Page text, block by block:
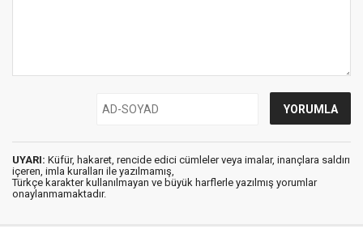
UYARI: Küfür, hakaret, rencide edici cümleler veya imalar, inançlara saldırı
içeren, imla kuralları ile yazılmamış,
Türkçe karakter kullanılmayan ve büyük harflerle yazılmış yorumlar
onaylanmamaktadır.